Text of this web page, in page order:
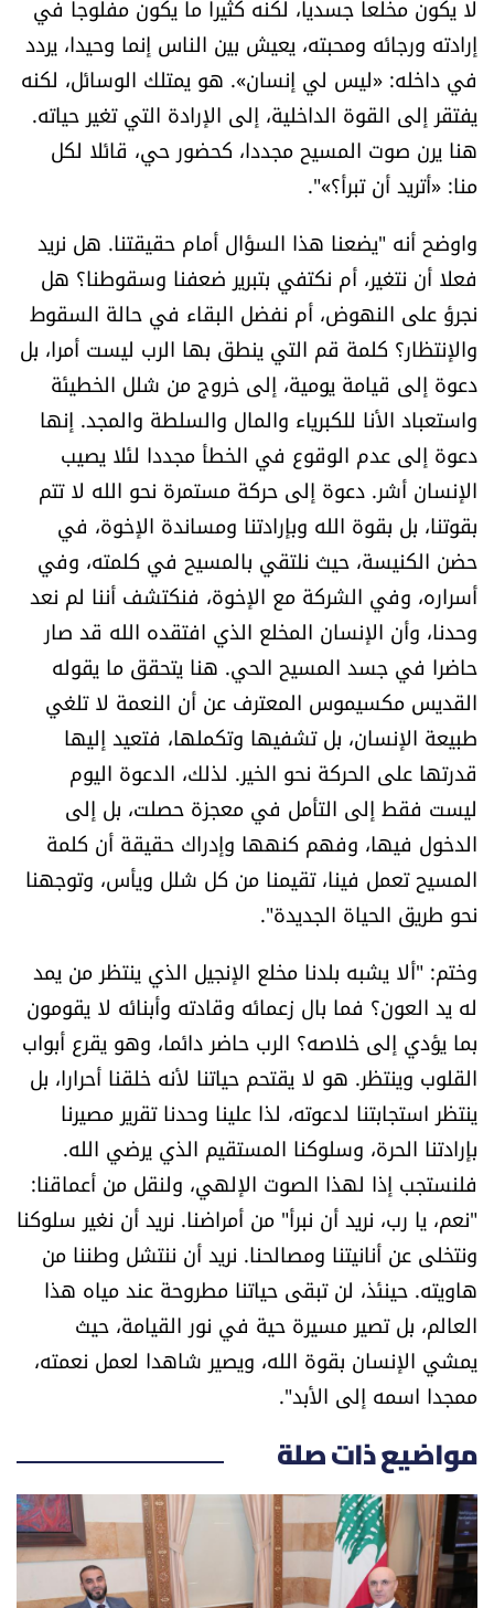
لا يكون مخلعا جسديا، لكنه كثيرا ما يكون مفلوجا في
إرادته ورجائه ومحبته، يعيش بين الناس إنما وحيدا، يردد
في داخله: «ليس لي إنسان». هو يمتلك الوسائل، لكنه
يفتقر إلى القوة الداخلية، إلى الإرادة التي تغير حياته.
هنا يرن صوت المسيح مجددا، كحضور حي، قائلا لكل
منا: «أتريد أن تبرأ؟»".
واوضح أنه "يضعنا هذا السؤال أمام حقيقتنا. هل نريد
فعلا أن نتغير، أم نكتفي بتبرير ضعفنا وسقوطنا؟ هل
نجرؤ على النهوض، أم نفضل البقاء في حالة السقوط
والإنتظار؟ كلمة قم التي ينطق بها الرب ليست أمرا، بل
دعوة إلى قيامة يومية، إلى خروج من شلل الخطيئة
واستعباد الأنا للكبرياء والمال والسلطة والمجد. إنها
دعوة إلى عدم الوقوع في الخطأ مجددا لئلا يصيب
الإنسان أشر. دعوة إلى حركة مستمرة نحو الله لا تتم
بقوتنا، بل بقوة الله وبإرادتنا ومساندة الإخوة، في
حضن الكنيسة، حيث نلتقي بالمسيح في كلمته، وفي
أسراره، وفي الشركة مع الإخوة، فنكتشف أننا لم نعد
وحدنا، وأن الإنسان المخلع الذي افتقده الله قد صار
حاضرا في جسد المسيح الحي. هنا يتحقق ما يقوله
القديس مكسيموس المعترف عن أن النعمة لا تلغي
طبيعة الإنسان، بل تشفيها وتكملها، فتعيد إليها
قدرتها على الحركة نحو الخير. لذلك، الدعوة اليوم
ليست فقط إلى التأمل في معجزة حصلت، بل إلى
الدخول فيها، وفهم كنهها وإدراك حقيقة أن كلمة
المسيح تعمل فينا، تقيمنا من كل شلل ويأس، وتوجهنا
نحو طريق الحياة الجديدة".
وختم: "ألا يشبه بلدنا مخلع الإنجيل الذي ينتظر من يمد
له يد العون؟ فما بال زعمائه وقادته وأبنائه لا يقومون
بما يؤدي إلى خلاصه؟ الرب حاضر دائما، وهو يقرع أبواب
القلوب وينتظر. هو لا يقتحم حياتنا لأنه خلقنا أحرارا، بل
ينتظر استجابتنا لدعوته، لذا علينا وحدنا تقرير مصيرنا
بإرادتنا الحرة، وسلوكنا المستقيم الذي يرضي الله.
فلنستجب إذا لهذا الصوت الإلهي، ولنقل من أعماقنا:
"نعم، يا رب، نريد أن نبرأ" من أمراضنا. نريد أن نغير سلوكنا
ونتخلى عن أنانيتنا ومصالحنا. نريد أن ننتشل وطننا من
هاويته. حينئذ، لن تبقى حياتنا مطروحة عند مياه هذا
العالم، بل تصير مسيرة حية في نور القيامة، حيث
يمشي الإنسان بقوة الله، ويصير شاهدا لعمل نعمته،
ممجدا اسمه إلى الأبد".
مواضيع ذات صلة